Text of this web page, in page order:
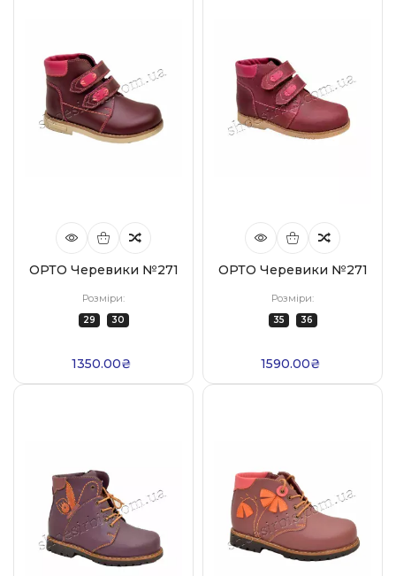
ОРТО Черевики №271
Розміри:
29 30
1350.00₴
ОРТО Черевики №271
Розміри:
35 36
1590.00₴